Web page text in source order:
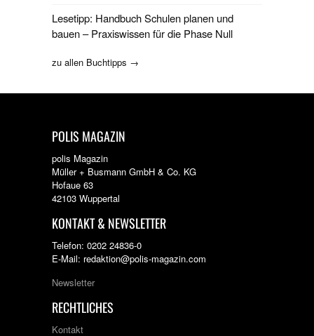
Lesetipp: Handbuch Schulen planen und
bauen – Praxiswissen für die Phase Null
zu allen Buchtipps →
POLIS MAGAZIN
polis Magazin
Müller + Busmann GmbH & Co. KG
Hofaue 63
42103 Wuppertal
KONTAKT & NEWSLETTER
Telefon: 0202 24836-0
E-Mail: redaktion@polis-magazin.com
Newsletter
RECHTLICHES
Kontakt